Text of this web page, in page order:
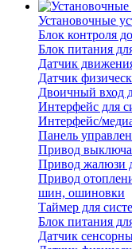
Установочные
Блок контроля
Блок питания
Датчик
Датчик
Двоичный вход
Интерфейс для
Интерфейс/
Панель
Привод
Привод жалюзи
Привод
шин, ошиновки
Таймер для
Блок питания
Датчик